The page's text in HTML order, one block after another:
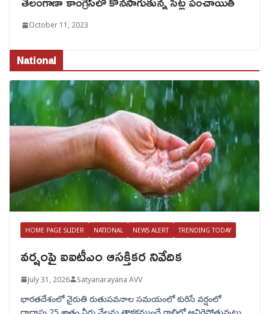
October 11, 2023
National
HOME PAGE SLIDER NATIONAL NEWS ALERT TRENDING TODAY
వర్షంపై ఐఐటీఎం ఆసక్తికర నివేదిక
July 31, 2026 Satyanarayana AVV
భారతదేశంలో నైరుతి రుతుపవనాల సమయంలో కురిసే వర్షంలో